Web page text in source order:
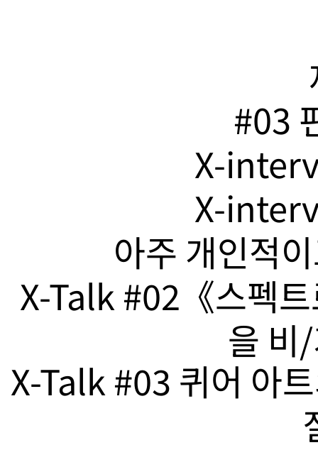
#03
X-
X-
아주 개인적
X-Talk #02《스펙
을 비
X-Talk #03 퀴어 아